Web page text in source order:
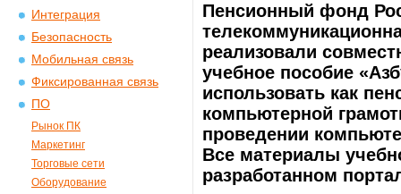
Интеграция
Безопасность
Мобильная связь
Фиксированная связь
ПО
Рынок ПК
Маркетинг
Торговые сети
Оборудование
Пенсионный фонд
реализовали
учебное пособие
использовать как
компьютерной
проведении
Все материалы
разработанном